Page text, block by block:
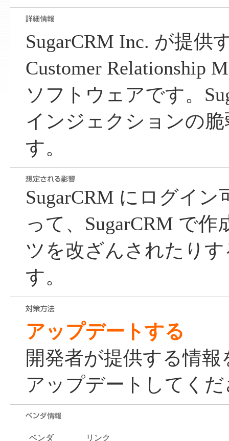
SugarCRM Inc. が提供
Customer Relationship
ソフトウェアです。
インジェクションの
す。
SugarCRM にログイ
って、SugarCRM で
ツを改ざんされたり
す。
アップデートする
開発者が提供する情
アップデートしてく
ベンダ
リンク